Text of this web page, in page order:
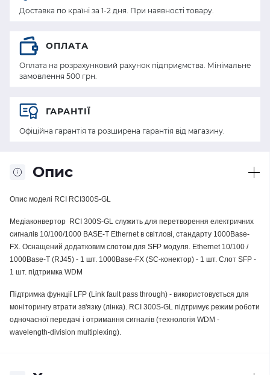
Опис
Опис моделі RCI RCI300S-GL
Медіаконвертор RCI 300S-GL служить для перетворення електричних
сигналів 10/100/1000 BASE-T Ethernet в світлові, стандарту 1000Base-
FX. Оснащений додатковим слотом для SFP модуля. Ethernet 10/100 /
1000Base-T (RJ45) - 1 шт. 1000Base-FX (SC-конектор) - 1 шт. Слот SFP -
1 шт. підтримка WDM
Підтримка функції LFP (Link fault pass through) - використовується для
моніторингу втрати зв'язку (лінка). RCI 300S-GL підтримує режим роботи
одночасної передачі і отримання сигналів (технологія WDM -
wavelength-division multiplexing).
Доставка по країні за 1-2 дня. При наявності товару.
ОПЛАТА
Оплата на розрахунковий рахунок підприємства. Мінімальне
замовлення 500 грн.
ГАРАНТІЇ
Офіційна гарантія та розширена гарантія від магазину.